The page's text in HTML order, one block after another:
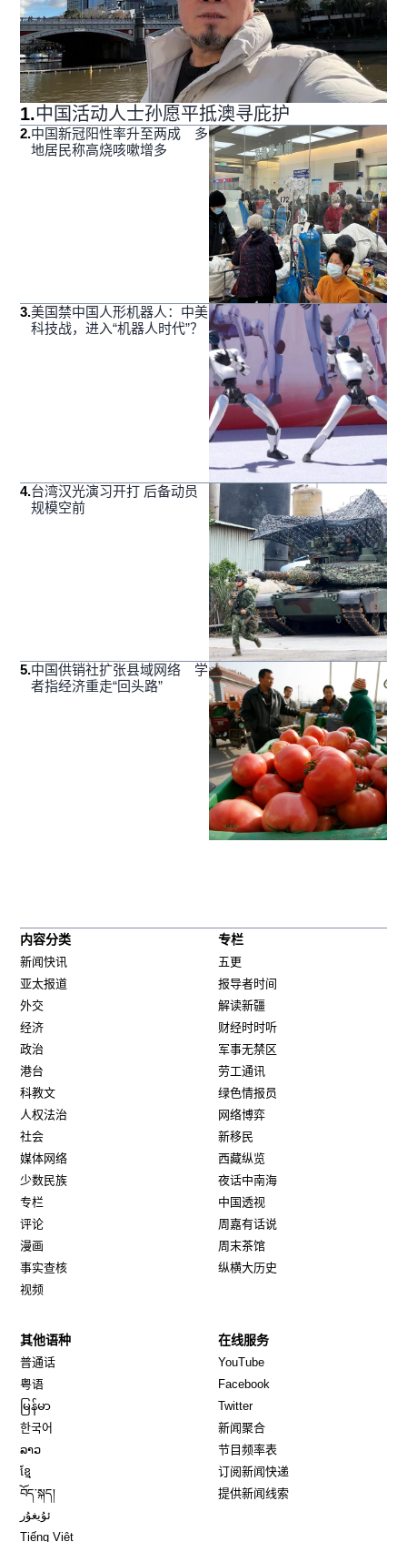
1.中国活动人士孙愿平抵澳寻庇护
2.中国新冠阳性率升至两成 多
地居民称高烧咳嗽增多
3.美国禁中国人形机器人：中美
科技战，进入“机器人时代”？
4.台湾汉光演习开打 后备动员
规模空前
5.中国供销社扩张县域网络 学
者指经济重走“回头路”
内容分类
新闻快讯
亚太报道
外交
经济
政治
港台
科教文
人权法治
社会
媒体网络
少数民族
专栏
评论
漫画
事实查核
视频
专栏
五更
报导者时间
解读新疆
财经时时听
军事无禁区
劳工通讯
绿色情报员
网络博弈
新移民
西藏纵览
夜话中南海
中国透视
周嘉有话说
周末茶馆
纵横大历史
其他语种
普通话
粤语
မြန်မာ
한국어
ລາວ
ខ្មែ
བོད་སྐད།
ئۇيغۇر
Tiếng Việt
在线服务
YouTube
Facebook
TwitterOpens in new window
新闻聚合
节目频率表
订阅新闻快递
提供新闻线索